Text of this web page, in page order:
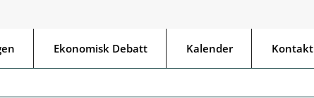
Ekonomisk Debatt Kalender Kontakt